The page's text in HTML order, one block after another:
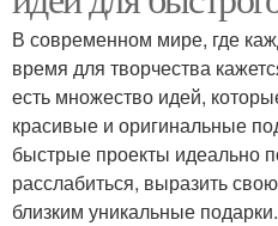
В современном мире, где
время для творчества
есть множество идей,
красивые и оригинальные
быстрые проекты идеально
расслабиться, выразить
близким уникальные подарки.